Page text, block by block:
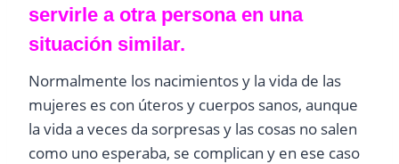
servirle a otra persona en una
situación similar.
Normalmente los nacimientos y la vida de las
mujeres es con úteros y cuerpos sanos, aunque
la vida a veces da sorpresas y las cosas no salen
como uno esperaba, se complican y en ese caso